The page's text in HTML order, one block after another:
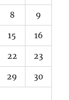
8 9
15 16
22 23
29 30